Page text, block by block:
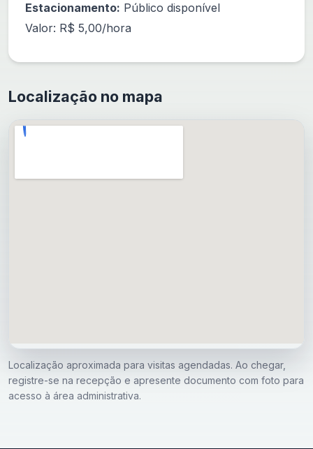
Estacionamento: Público disponível
Valor: R$ 5,00/hora
Localização no mapa
Localização aproximada para visitas agendadas. Ao chegar,
registre-se na recepção e apresente documento com foto para
acesso à área administrativa.